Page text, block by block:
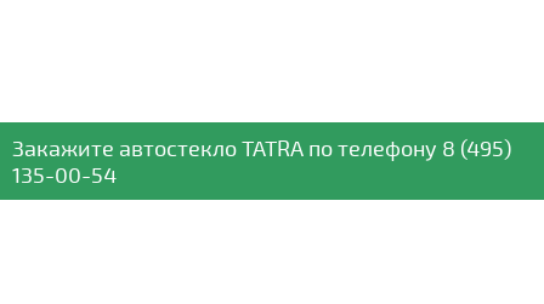
Закажите автостеклоTATRA по телефону 8 (495)
135-00-54